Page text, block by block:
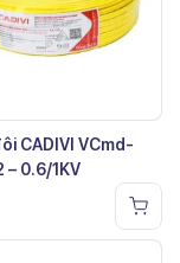
CADIVI VCmd-
– 0.6/1KV